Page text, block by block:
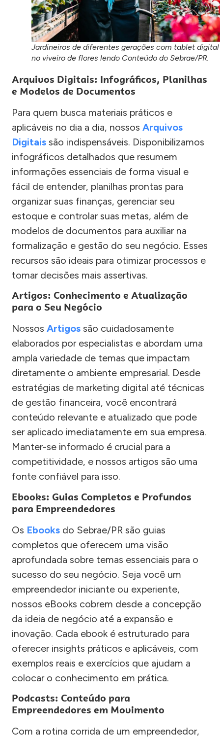
Jardineiros de diferentes gerações com tablet digital
no viveiro de flores lendo Conteúdo do Sebrae/PR.
Arquivos Digitais: Infográficos, Planilhas
e Modelos de Documentos
Para quem busca materiais práticos e
aplicáveis no dia a dia, nossos Arquivos
Digitais são indispensáveis. Disponibilizamos
infográficos detalhados que resumem
informações essenciais de forma visual e
fácil de entender, planilhas prontas para
organizar suas finanças, gerenciar seu
estoque e controlar suas metas, além de
modelos de documentos para auxiliar na
formalização e gestão do seu negócio. Esses
recursos são ideais para otimizar processos e
tomar decisões mais assertivas.
Artigos: Conhecimento e Atualização
para o Seu Negócio
Nossos Artigos são cuidadosamente
elaborados por especialistas e abordam uma
ampla variedade de temas que impactam
diretamente o ambiente empresarial. Desde
estratégias de marketing digital até técnicas
de gestão financeira, você encontrará
conteúdo relevante e atualizado que pode
ser aplicado imediatamente em sua empresa.
Manter-se informado é crucial para a
competitividade, e nossos artigos são uma
fonte confiável para isso.
Ebooks: Guias Completos e Profundos
para Empreendedores
Os Ebooks do Sebrae/PR são guias
completos que oferecem uma visão
aprofundada sobre temas essenciais para o
sucesso do seu negócio. Seja você um
empreendedor iniciante ou experiente,
nossos eBooks cobrem desde a concepção
da ideia de negócio até a expansão e
inovação. Cada ebook é estruturado para
oferecer insights práticos e aplicáveis, com
exemplos reais e exercícios que ajudam a
colocar o conhecimento em prática.
Podcasts: Conteúdo para
Empreendedores em Movimento
Com a rotina corrida de um empreendedor,